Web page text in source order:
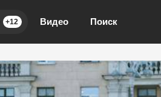
+12 Видео Поиск